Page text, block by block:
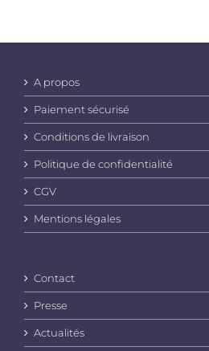
A propos
Paiement sécurisé
Conditions de livraison
Politique de confidentialité
CGV
Mentions légales
Contact
Presse
Actualités